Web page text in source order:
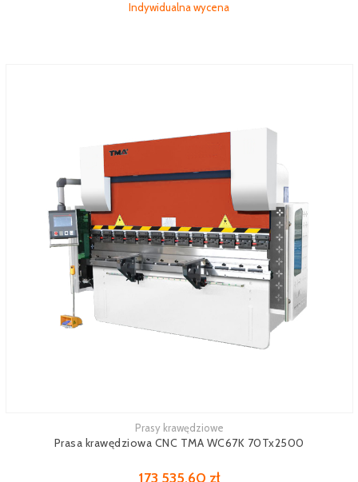
Indywidualna wycena
Prasy krawędziowe
Prasa krawędziowa CNC TMA WC67K 70Tx2500
173 535,60 zł